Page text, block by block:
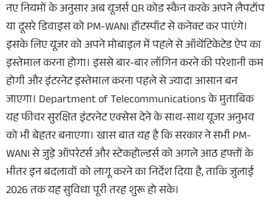
नए नियमों के अनुसार अब यूजर्स QR कोड स्कैन करके अपने लैपटॉप
या दूसरे डिवाइस को PM-WANI हॉटस्पॉट से कनेक्ट कर पाएंगे।
इसके लिए यूजर को अपने मोबाइल में पहले से ऑथेंटिकेटेड ऐप का
इस्तेमाल करना होगा। इससे बार-बार लॉगिन करने की परेशानी कम
होगी और इंटरनेट इस्तेमाल करना पहले से ज्यादा आसान बन
जाएगा। Department of Telecommunications के मुताबिक
यह फीचर सुरक्षित इंटरनेट एक्सेस देने के साथ-साथ यूजर अनुभव
को भी बेहतर बनाएगा। खास बात यह है कि सरकार ने सभी PM-
WANI से जुड़े ऑपरेटर्स और स्टेकहोल्डर्स को अगले आठ हफ्तों के
भीतर इन बदलावों को लागू करने का निर्देश दिया है, ताकि जुलाई
2026 तक यह सुविधा पूरी तरह शुरू हो सके।